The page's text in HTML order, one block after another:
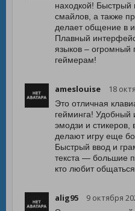
находкой! Быстрый
смайлов, а также
делает общение в
Плавный
языков –
геймерам!
ameslouise 18
Это отличная
гейминга!
эмодзи и стикеров,
делают игру еще
Быстрый ввод и
текста — большие
кто любит
alig95 9 октября